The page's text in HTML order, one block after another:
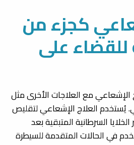
كجزء من
على
الإشعاعي مع العلاجات الأخرى مثل
يُستخدم العلاج الإشعاعي لتقليص
السرطانية المتبقية بعد
في الحالات المتقدمة للسيطرة